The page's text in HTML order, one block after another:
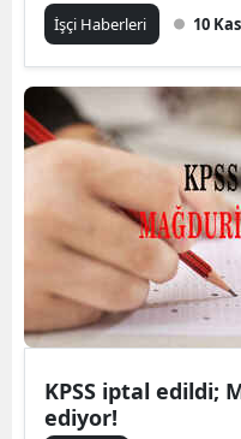
İşçi Haberleri 10
KPSS iptal edildi;
ediyor!